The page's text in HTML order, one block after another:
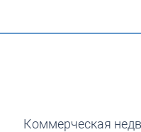
Коммерческая